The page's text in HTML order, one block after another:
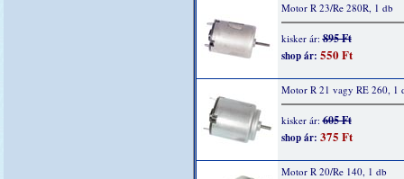
Motor R 23/Re 280R, 1 db
kisker ár:895 Ft
shop ár: 550 Ft
Motor R 21 vagy RE 260, 1
kisker ár:605 Ft
shop ár: 375 Ft
Motor R 20/Re 140, 1 db